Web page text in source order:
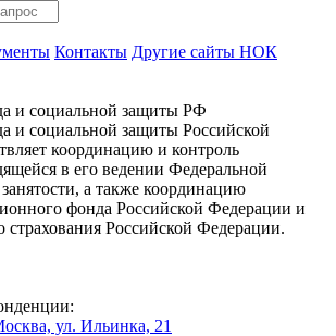
Контакты Другие сайты НОК
и социальной защиты РФ
и социальной защиты Российской
координацию и контроль
в его ведении Федеральной
а также координацию
фонда Российской Федерации и
страхования Российской Федерации.
ул. Ильинка, 21